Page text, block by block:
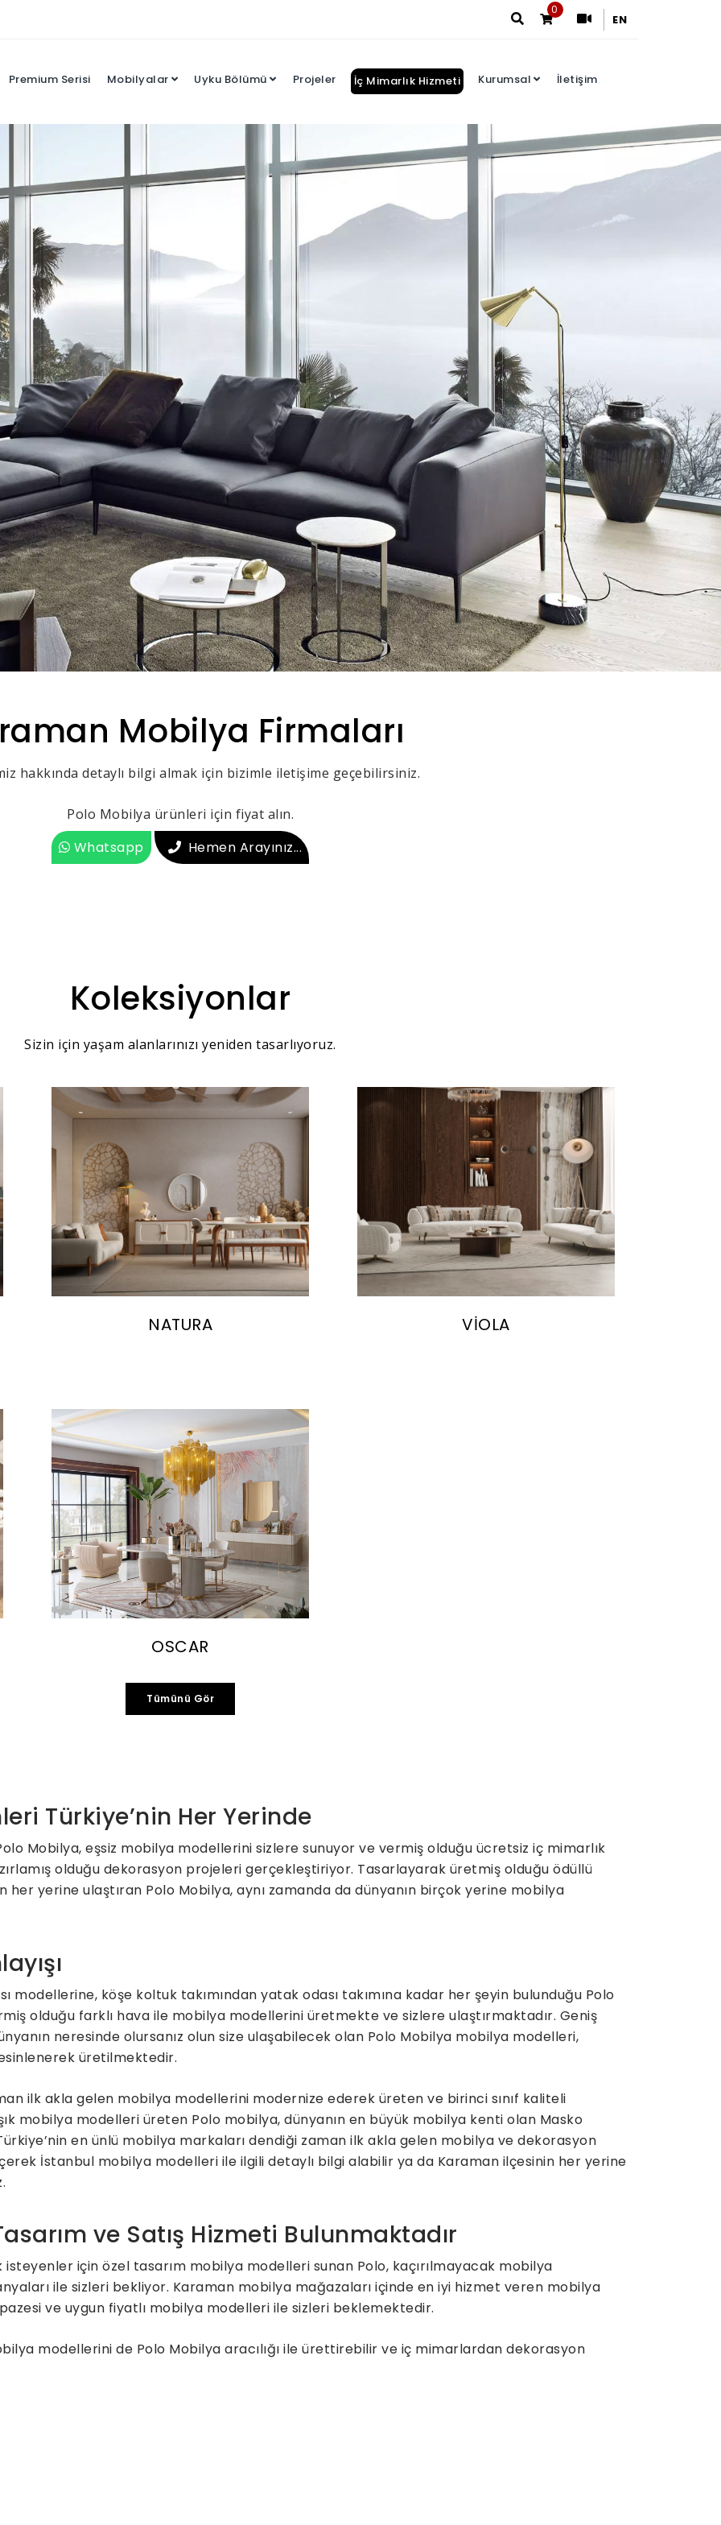
0
EN
Premium Serisi Mobilyalar Uyku Bölümü Projeler İç Mimarlık Hizmeti Kurumsal İletişim
Mobilya Firmaları
hakkında detaylı bilgi almak için bizimle iletişime geçebilirsiniz.
Polo Mobilya ürünleri için fiyat alın.
Whatsapp Hemen Arayınız...
Koleksiyonlar
Sizin için yaşam alanlarınızı yeniden tasarlıyoruz.
NATURA VİOLA
OSCAR
Tümünü Gör
Türkiye’nin Her Yerinde
Mobilya, eşsiz mobilya modellerini sizlere sunuyor ve vermiş olduğu ücretsiz iç mimarlık
olduğu dekorasyon projeleri gerçekleştiriyor. Tasarlayarak üretmiş olduğu ödüllü
her yerine ulaştıran Polo Mobilya, aynı zamanda da dünyanın birçok yerine mobilya
modellerine, köşe koltuk takımından yatak odası takımına kadar her şeyin bulunduğu Polo
olduğu farklı hava ile mobilya modellerini üretmekte ve sizlere ulaştırmaktadır. Geniş
neresinde olursanız olun size ulaşabilecek olan Polo Mobilya mobilya modelleri,
üretilmektedir.
ilk akla gelen mobilya modellerini modernize ederek üreten ve birinci sınıf kaliteli
mobilya modelleri üreten Polo mobilya, dünyanın en büyük mobilya kenti olan Masko
en ünlü mobilya markaları dendiği zaman ilk akla gelen mobilya ve dekorasyon
İstanbul mobilya modelleri ile ilgili detaylı bilgi alabilir ya da Karaman ilçesinin her yerine
ve Satış Hizmeti Bulunmaktadır
için özel tasarım mobilya modelleri sunan Polo, kaçırılmayacak mobilya
ile sizleri bekliyor. Karaman mobilya mağazaları içinde en iyi hizmet veren mobilya
ve uygun fiyatlı mobilya modelleri ile sizleri beklemektedir.
modellerini de Polo Mobilya aracılığı ile ürettirebilir ve iç mimarlardan dekorasyon
Arama Sonuçları